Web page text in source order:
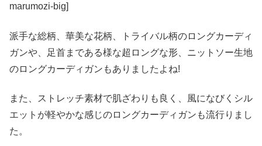
marumozi-big]
派手な総柄、華美な花柄、トライバル柄のロングカーディ
ガンや、足首まである様な超ロングな形、ニットソー生地
のロングカーディガンもありましたよね!
また、ストレッチ素材で肌ざわりも良く、風になびくシル
エットが軽やかな感じのロングカーディガンも流行りまし
た。